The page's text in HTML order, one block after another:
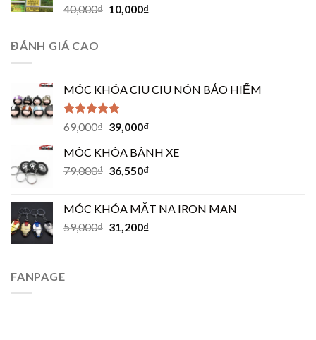
40,000₫ 10,000₫
ĐÁNH GIÁ CAO
MÓC KHÓA CIU CIU NÓN BẢO HIỂM
Được xếp
hạng
5
sao
69,000₫ 39,000₫
MÓC KHÓA BÁNH XE
79,000₫ 36,550₫
MÓC KHÓA MẶT NẠ IRON MAN
59,000₫ 31,200₫
FANPAGE